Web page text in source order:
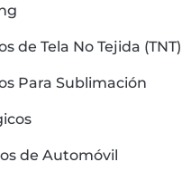
de Tela No Tejida (TNT)
Para Sublimación
de Automóvil